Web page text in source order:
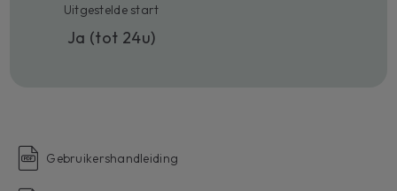
Uitgestelde start
Ja (tot 24u)
Gebruikershandleiding